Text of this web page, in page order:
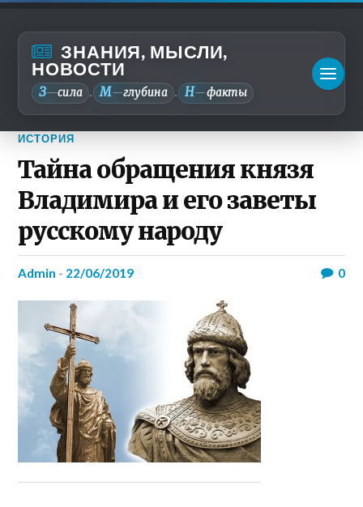
ЗНАНИЯ, МЫСЛИ,
НОВОСТИ
З—сила . М—глубина . Н—факты
ИСТОРИЯ
Тайна обращения князя
Владимира и его заветы
русскому народу
admin - 22/06/2019 0